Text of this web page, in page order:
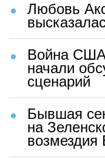
Любовь
Война
начали
сценарий
Бывшая
на